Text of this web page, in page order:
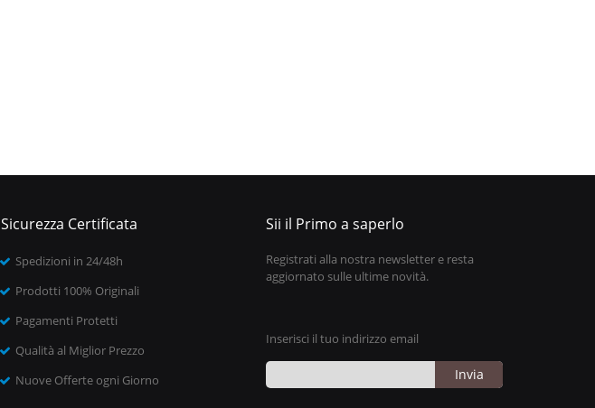
Sicurezza Certificata
Spedizioni in 24/48h
Prodotti 100% Originali
Pagamenti Protetti
Qualità al Miglior Prezzo
Nuove Offerte ogni Giorno
Sii il Primo a saperlo
Registrati alla nostra newsletter e resta
aggiornato sulle ultime novità.
Inserisci il tuo indirizzo email
Invia